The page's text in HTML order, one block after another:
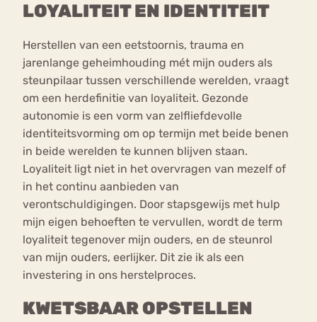
LOYALITEIT EN IDENTITEIT
Herstellen van een eetstoornis, trauma en
jarenlange geheimhouding mét mijn ouders als
steunpilaar tussen verschillende werelden, vraagt
om een herdefinitie van loyaliteit. Gezonde
autonomie is een vorm van zelfliefdevolle
identiteitsvorming om op termijn met beide benen
in beide werelden te kunnen blijven staan.
Loyaliteit ligt niet in het overvragen van mezelf of
in het continu aanbieden van
verontschuldigingen. Door stapsgewijs met hulp
mijn eigen behoeften te vervullen, wordt de term
loyaliteit tegenover mijn ouders, en de steunrol
van mijn ouders, eerlijker. Dit zie ik als een
investering in ons herstelproces.
KWETSBAAR OPSTELLEN